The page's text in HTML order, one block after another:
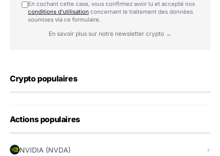
En cochant cette case, vous confirmez avoir lu et accepté nos
conditions d'utilisation concernant le traitement des données
soumises via ce formulaire.
En savoir plus sur notre newsletter crypto →
Crypto populaires
Actions populaires
NVIDIA (NVDA)